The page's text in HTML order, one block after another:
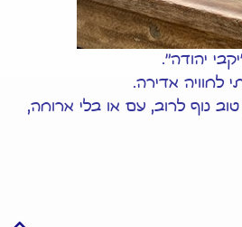
יקבי יהודה".
לחוויה אדירה.
נוף לרוב, עם או בלי ארוחה,